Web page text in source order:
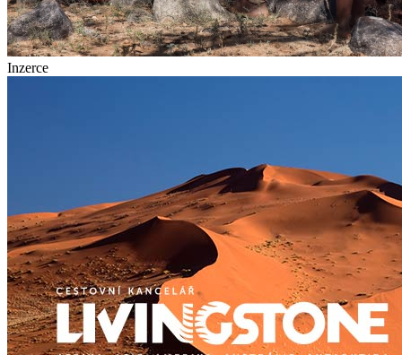
Inzerce